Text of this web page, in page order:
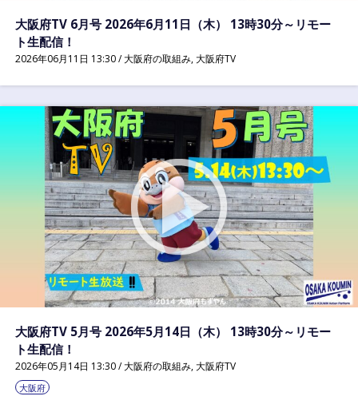
大阪府TV 6月号 2026年6月11日（木） 13時30分～リモー
ト生配信！
2026年06月11日 13:30 /大阪府の取組み,大阪府TV
大阪府TV 5月号 2026年5月14日（木） 13時30分～リモー
ト生配信！
2026年05月14日 13:30 /大阪府の取組み,大阪府TV
大阪府